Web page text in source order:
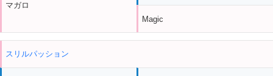
マガロ
Magic
スリルパッション